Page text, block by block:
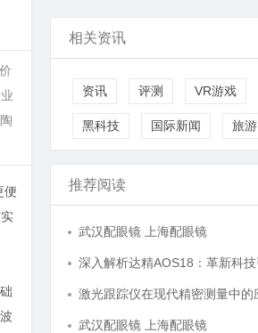
便
相关资讯
资讯 评测 VR游戏
黑科技 国际新闻 旅游
推荐阅读
武汉配眼镜 上海配眼镜
武汉配眼镜 上海配眼镜